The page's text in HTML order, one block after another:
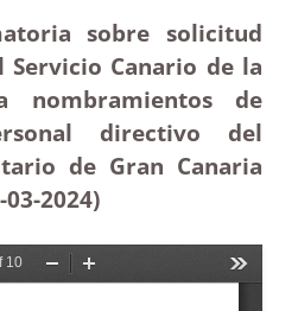
sobre solicitud
Canario de la
nombramientos de
directivo del
de Gran Canaria
2024)